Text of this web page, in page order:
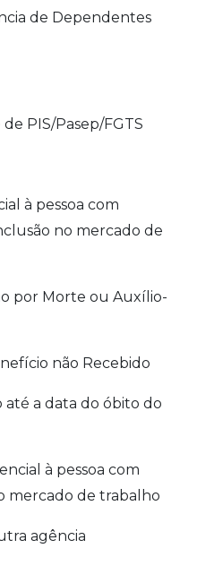
de Dependentes
PIS/Pasep/FGTS
à pessoa com
no mercado de
por Morte ou Auxílio-
não Recebido
até a data do óbito do
à pessoa com
mercado de trabalho
agência